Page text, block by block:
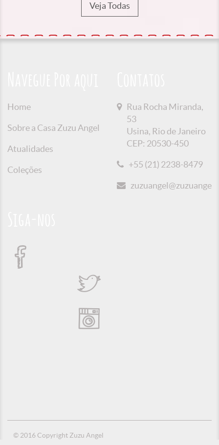
Veja Todas
Home
Sobre a Casa Zuzu Angel
Atualidades
Coleções
Rua Rocha Miranda,
53
Usina, Rio de Janeiro
CEP: 20530-450
+55 (21) 2238-8479
© 2016 Copyright Zuzu Angel